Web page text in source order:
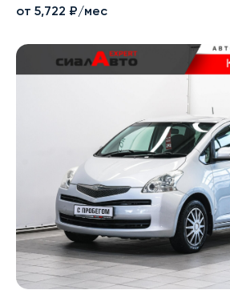
от 5,722 ₽/мес